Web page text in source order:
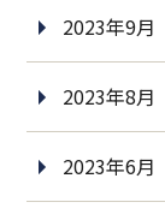
2023年9月
2023年8月
2023年6月